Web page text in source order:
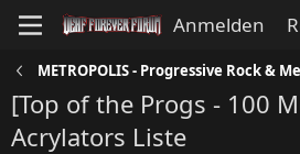
Anmelden
METROPOLIS - Progressive Rock &
[Top of the Progs - 100
Acrylators Liste